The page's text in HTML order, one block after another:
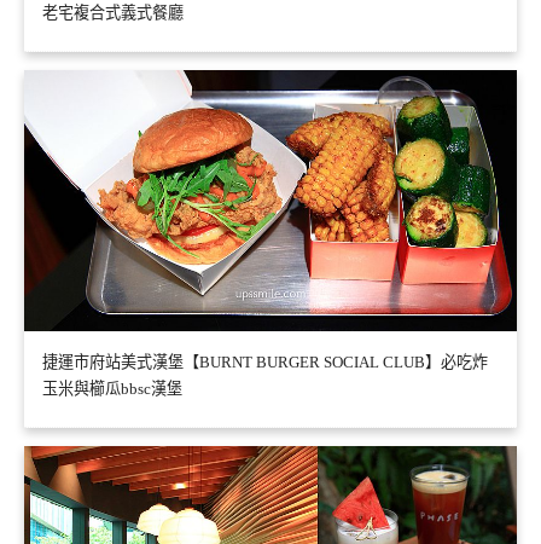
老宅複合式義式餐廳
捷運市府站美式漢堡【BURNT BURGER SOCIAL CLUB】必吃炸
玉米與櫛瓜bbsc漢堡